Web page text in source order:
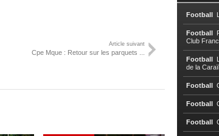
Article suivant
Cpe Mque : Retour sur les parquets ...
Football
Football
Club
Football
de la
Football
Football
Football